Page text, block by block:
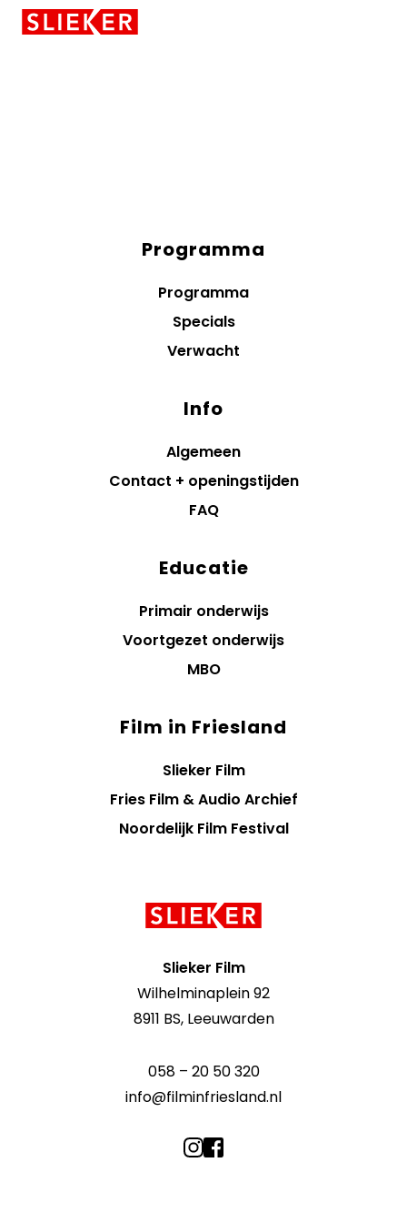
Skiplinks
Programma
Programma
Specials
Verwacht
Info
Algemeen
Contact + openingstijden
FAQ
Educatie
Primair onderwijs
Voortgezet onderwijs
MBO
Film in Friesland
Slieker Film
Fries Film & Audio Archief
Noordelijk Film Festival
Slieker Film
Wilhelminaplein 92
8911 BS, Leeuwarden
058 – 20 50 320
info@filminfriesland.nl